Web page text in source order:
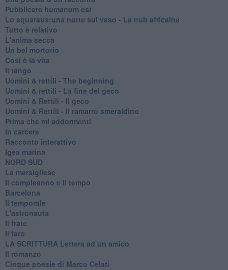
Pubblicare humanum est
Lo squaraus:una notte sul vaso - La nuit africaine
Tutto è relativo
L'anima secca
Un bel mortorio
Cosi è la vita
Il tango
​Uomini & rettili - The beginning
​Uomini & rettili - La fine del geco
Uomini & Rettili - Il geco
Uomini & Rettili - Il ramarro smeraldino
Prima che mi addormenti
In carcere
Racconto interattivo
Igea marina
​NORD SUD
La marsigliese
Il compleanno e il tempo
Barcelona
Il temporale
L'astronauta
Il frate
Il faro
​LA SCRITTURA Lettera ad un amico
Il romanzo
Cinque poesie di Marco Celati